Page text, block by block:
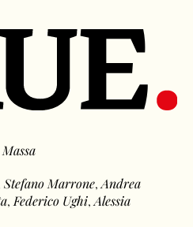
Stefano Marrone,Andrea
, Federico Ughi,Alessia